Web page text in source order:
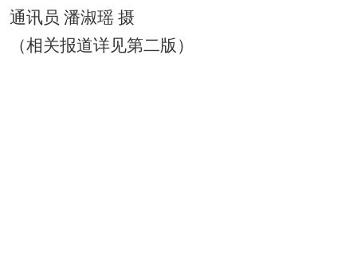
通讯员 潘淑瑶 摄
（相关报道详见第二版）